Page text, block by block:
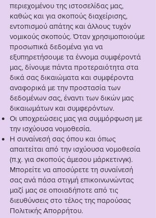
περιεχομένου της ιστοσελίδας μας,
καθώς και για σκοπούς διαχείρισης,
εντοπισμού απάτης και άλλους τυχόν
νομικούς σκοπούς. Όταν χρησιμοποιούμε
προσωπικά δεδομένα για να
εξυπηρετήσουμε τα έννομα συμφέροντά
μας, δίνουμε πάντα προτεραιότητα στα
δικά σας δικαιώματα και συμφέροντα
αναφορικά με την προστασία των
δεδομένων σας, έναντι των δικών μας
δικαιωμάτων και συμφερόντων.
Οι υποχρεώσεις μας για συμμόρφωση με
την ισχύουσα νομοθεσία.
Η συναίνεσή σας όπου και όπως
απαιτείται από την ισχύουσα νομοθεσία
(π.χ. για σκοπούς άμεσου μάρκετινγκ).
Μπορείτε να αποσύρετε τη συναίνεσή
σας ανά πάσα στιγμή επικοινωνώντας
μαζί μας σε οποιαδήποτε από τις
διευθύνσεις στο τέλος της παρούσας
Πολιτικής Απορρήτου.